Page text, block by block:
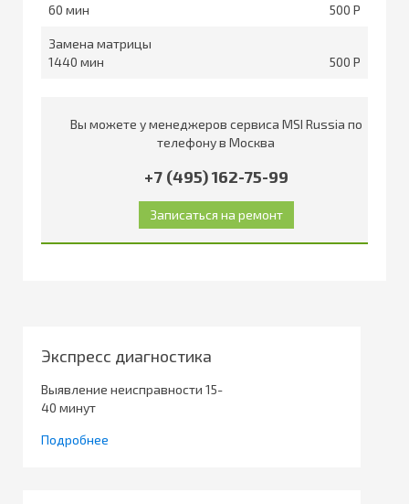
60
500
Замена матрицы
1440
500
Вы можете у менеджеров сервиса MSI Russia по
телефону в Москва
+7 (495) 162-75-99
Экспресс диагностика
Выявление неисправности 15-
40 минут
Подробнее